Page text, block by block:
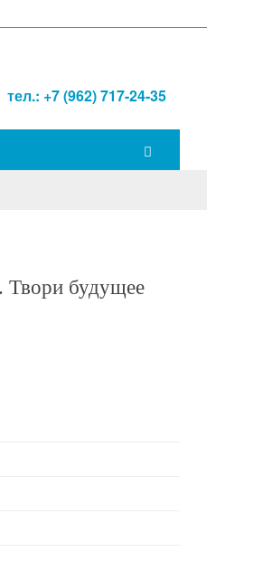
тел.: +7 (962) 717-24-35
Твори будущее